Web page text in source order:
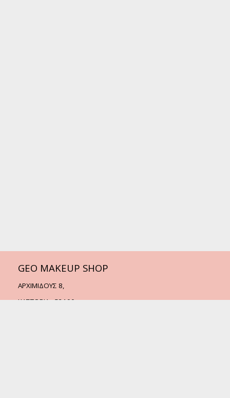
GEO MAKEUP SHOP
ΑΡΧΙΜΙΔΟΥΣ 8,
ΚΑΣΤΟΡΙΑ - 52100